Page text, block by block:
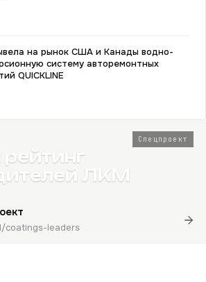
на рынок США и Канады водно-
систему авторемонтных
QUICKLINE
Спецпроект
ЛКМ
coatings-leaders